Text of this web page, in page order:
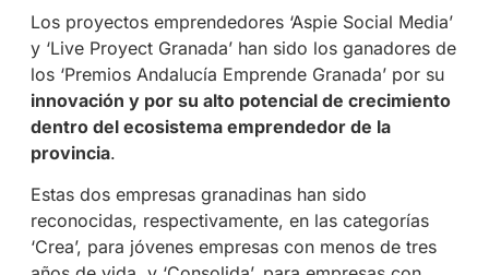
Los proyectos emprendedores ‘Aspie Social Media’
y ‘Live Proyect Granada’ han sido los ganadores de
los ‘Premios Andalucía Emprende Granada’ por su
innovación y por su alto potencial de crecimiento
dentro del ecosistema emprendedor de la
provincia.
Estas dos empresas granadinas han sido
reconocidas, respectivamente, en las categorías
‘Crea’, para jóvenes empresas con menos de tres